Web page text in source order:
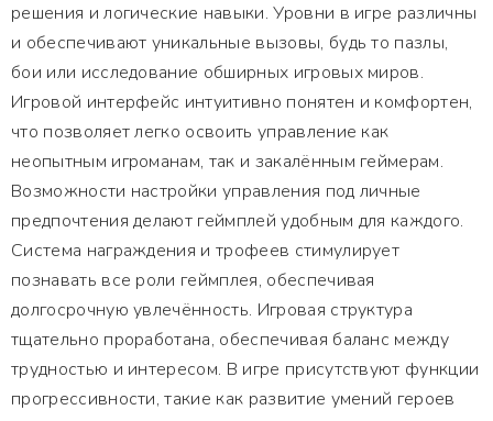
решения и логические навыки. Уровни в игре различны
и обеспечивают уникальные вызовы, будь то пазлы,
бои или исследование обширных игровых миров.
Игровой интерфейс интуитивно понятен и комфортен,
что позволяет легко освоить управление как
неопытным игроманам, так и закалённым геймерам.
Возможности настройки управления под личные
предпочтения делают геймплей удобным для каждого.
Система награждения и трофеев стимулирует
познавать все роли геймплея, обеспечивая
долгосрочную увлечённость. Игровая структура
тщательно проработана, обеспечивая баланс между
трудностью и интересом. В игре присутствуют функции
прогрессивности, такие как развитие умений героев